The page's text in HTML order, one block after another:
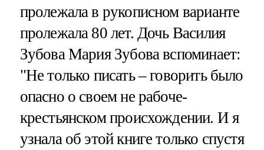
пролежала в рукописном варианте
пролежала 80 лет. Дочь Василия
Зубова Мария Зубова вспоминает:
"Не только писать – говорить было
опасно о своем не рабоче-
крестьянском происхождении. И я
узнала об этой книге только спустя